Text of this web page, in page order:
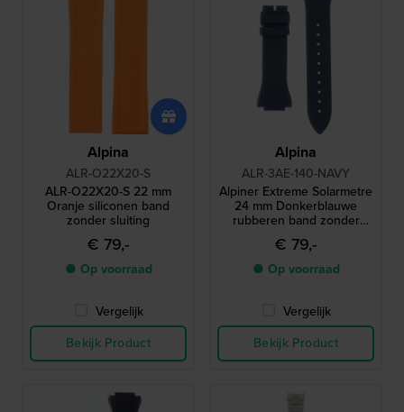
Alpina
ALR-O22X20-S
ALR-O22X20-S 22 mm
Oranje siliconen band
zonder sluiting
€ 79,-
● Op voorraad
Vergelijk
Bekijk Product
Alpina
ALR-3AE-140-NAVY
Alpiner Extreme Solarmetre
24 mm Donkerblauwe
rubberen band zonder
gesp
€ 79,-
● Op voorraad
Vergelijk
Bekijk Product